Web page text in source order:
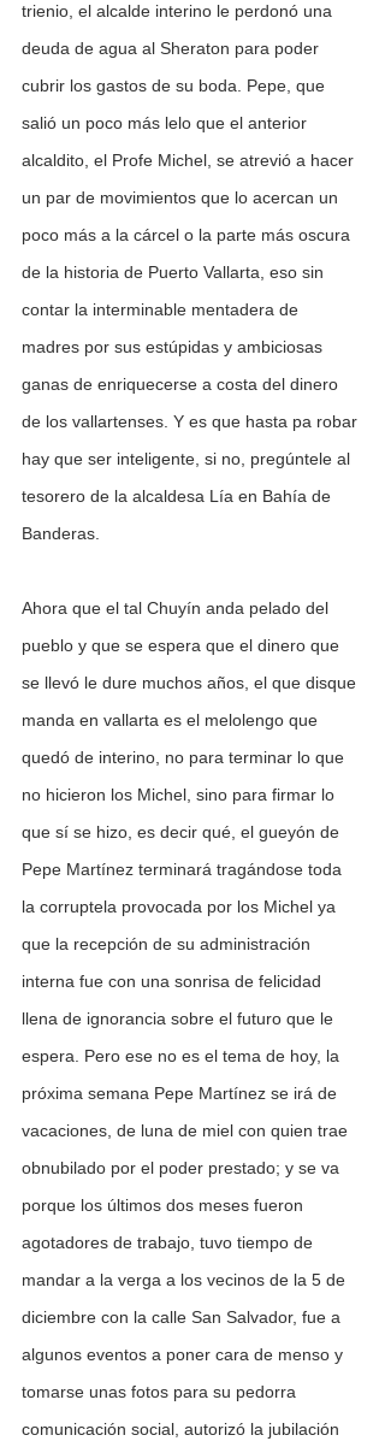
trienio, el alcalde interino le perdonó una
deuda de agua al Sheraton para poder
cubrir los gastos de su boda. Pepe, que
salió un poco más lelo que el anterior
alcaldito, el Profe Michel, se atrevió a hacer
un par de movimientos que lo acercan un
poco más a la cárcel o la parte más oscura
de la historia de Puerto Vallarta, eso sin
contar la interminable mentadera de
madres por sus estúpidas y ambiciosas
ganas de enriquecerse a costa del dinero
de los vallartenses. Y es que hasta pa robar
hay que ser inteligente, si no, pregúntele al
tesorero de la alcaldesa Lía en Bahía de
Banderas.
Ahora que el tal Chuyín anda pelado del
pueblo y que se espera que el dinero que
se llevó le dure muchos años, el que disque
manda en vallarta es el melolengo que
quedó de interino, no para terminar lo que
no hicieron los Michel, sino para firmar lo
que sí se hizo, es decir qué, el gueyón de
Pepe Martínez terminará tragándose toda
la corruptela provocada por los Michel ya
que la recepción de su administración
interna fue con una sonrisa de felicidad
llena de ignorancia sobre el futuro que le
espera. Pero ese no es el tema de hoy, la
próxima semana Pepe Martínez se irá de
vacaciones, de luna de miel con quien trae
obnubilado por el poder prestado; y se va
porque los últimos dos meses fueron
agotadores de trabajo, tuvo tiempo de
mandar a la verga a los vecinos de la 5 de
diciembre con la calle San Salvador, fue a
algunos eventos a poner cara de menso y
tomarse unas fotos para su pedorra
comunicación social, autorizó la jubilación